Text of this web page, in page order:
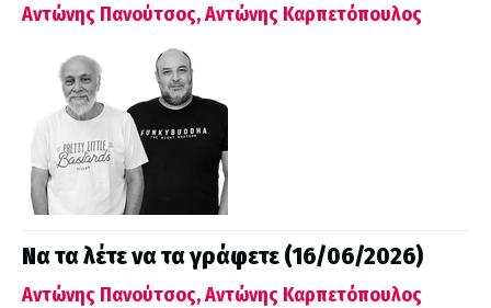
Αντώνης Πανούτσος, Αντώνης Καρπετόπουλος
Να τα λέτε να τα γράφετε (16/06/2026)
Αντώνης Πανούτσος, Αντώνης Καρπετόπουλος